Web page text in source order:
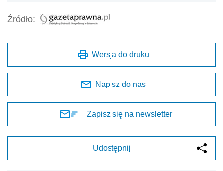
Źródło:
Wersja do druku
Napisz do nas
Zapisz się na newsletter
Udostępnij